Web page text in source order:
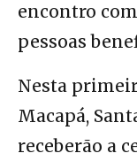
encontro
pessoas
Nesta
Macapá,
receberão a